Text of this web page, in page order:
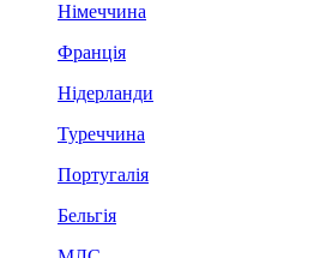
Німеччина
Франція
Нідерланди
Туреччина
Португалія
Бельгія